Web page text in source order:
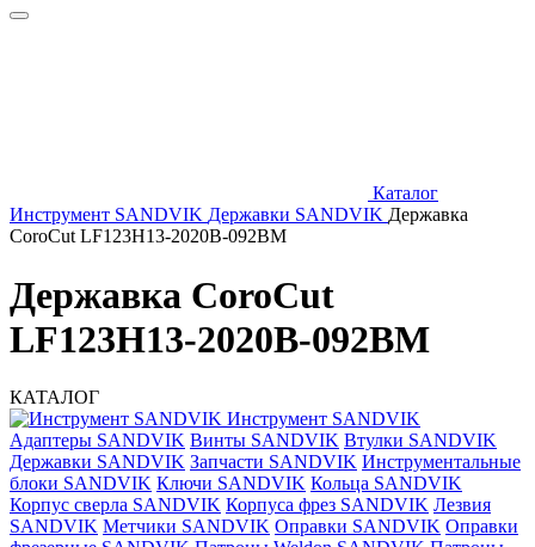
Каталог
Инструмент SANDVIK Державки SANDVIK Державка
CoroCut LF123H13-2020B-092BM
Державка CoroCut
LF123H13-2020B-092BM
КАТАЛОГ
Инструмент SANDVIK
Адаптеры SANDVIK Винты SANDVIK Втулки SANDVIK
Державки SANDVIK Запчасти SANDVIK Инструментальные
блоки SANDVIK Ключи SANDVIK Кольца SANDVIK
Корпус сверла SANDVIK Корпуса фрез SANDVIK Лезвия
SANDVIK Метчики SANDVIK Оправки SANDVIK Оправки